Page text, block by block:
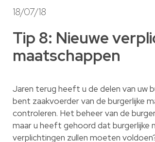
18/07/18
Tip 8: Nieuwe
maatschappen
Jaren terug heeft u de delen van uw
bent zaakvoerder van de burgerlijke
controleren. Het beheer van de
maar u heeft gehoord dat burgerlijke
verplichtingen zullen moeten